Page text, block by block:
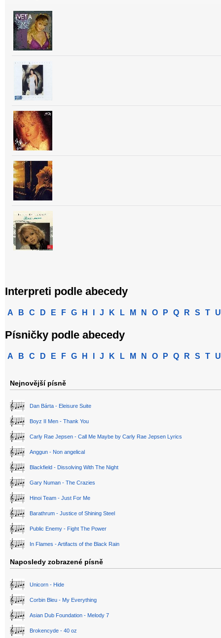
Interpreti podle abecedy
A B C D E F G H J K L M N O P Q R S T U
Písničky podle abecedy
A B C D E F G H J K L M N O P Q R S T U
Nejnovější písně
Dan Bárta - Eleisure Suite
Boyz II Men - Thank You
Carly Rae Jepsen - Call Me Maybe by Carly Rae Jepsen Lyrics
Anggun - Non angelical
Blackfield - Dissolving With The Night
Gary Numan - The Crazies
Hinoi Team - Just For Me
Barathrum - Justice of Shining Steel
Public Enemy - Fight The Power
In Flames - Artifacts of the Black Rain
Naposledy zobrazené písně
Unicorn - Hide
Corbin Bleu - My Everything
Asian Dub Foundation - Melody 7
Brokencyde - 40 oz